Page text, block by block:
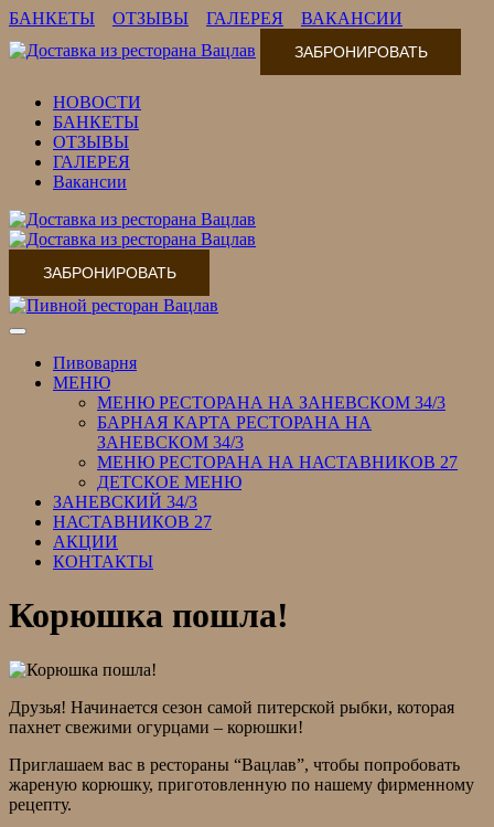
БАНКЕТЫ ОТЗЫВЫ ГАЛЕРЕЯ ВАКАНСИИ
ЗАБРОНИРОВАТЬ
НОВОСТИ
БАНКЕТЫ
ОТЗЫВЫ
ГАЛЕРЕЯ
Вакансии
ЗАБРОНИРОВАТЬ
Переключить
навигациюПивоварня
МЕНЮ
МЕНЮ РЕСТОРАНА НА ЗАНЕВСКОМ 34/3
БАРНАЯ КАРТА РЕСТОРАНА НА
ЗАНЕВСКОМ 34/3
МЕНЮ РЕСТОРАНА НА НАСТАВНИКОВ 27
ДЕТСКОЕ МЕНЮ
ЗАНЕВСКИЙ 34/3
НАСТАВНИКОВ 27
АКЦИИ
КОНТАКТЫ
Корюшка пошла!
Друзья! Начинается сезон самой питерской рыбки, которая
пахнет свежими огурцами – корюшки!
Приглашаем вас в рестораны “Вацлав”, чтобы попробовать
жареную корюшку, приготовленную по нашему фирменному
рецепту.